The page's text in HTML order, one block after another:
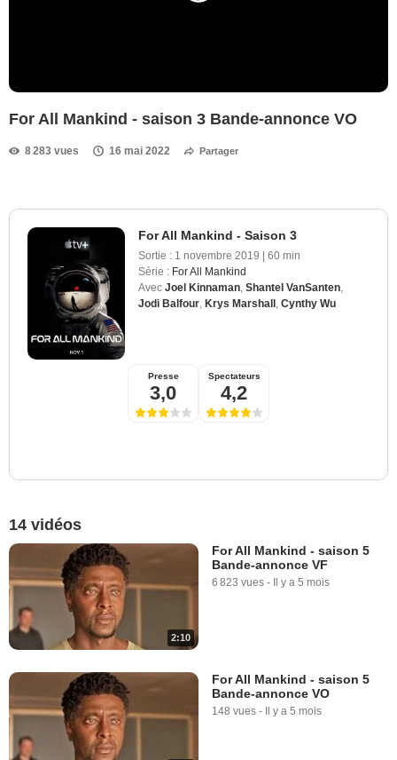
For All Mankind - saison 3 Bande-annonce VO
8 283 vues 16 mai 2022 Partager
For All Mankind - Saison 3
Sortie : 1 novembre 2019 | 60 min
Série : For All Mankind
Avec Joel Kinnaman Shantel VanSanten
Jodi Balfour Krys Marshall Cynthy Wu
Presse
3,0
Spectateurs
4,2
14 vidéos
2:10
For All Mankind - saison 5
Bande-annonce VF
6 823 vues - Il y a 5 mois
For All Mankind - saison 5
Bande-annonce VO
148 vues - Il y a 5 mois